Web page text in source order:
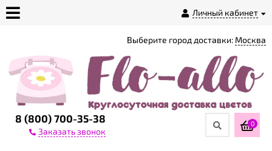
Личный кабинет
магазине
Доставка
8 (800) 700-35-38
Заказать звонок
Выберите город доставки: Москва
0